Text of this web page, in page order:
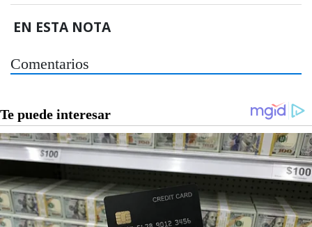
EN ESTA NOTA
Comentarios